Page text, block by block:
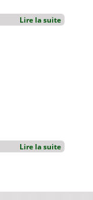
Lire la suite
Lire la suite